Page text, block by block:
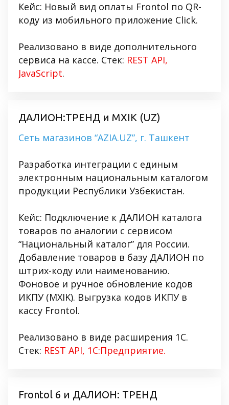
Кейс: Новый вид оплаты Frontol по QR-
коду из мобильного приложение Click.
Реализовано в виде дополнительного
сервиса на кассе. Стек: REST API,
JavaScript.
ДАЛИОН:ТРЕНД и MXIK (UZ)
Сеть магазинов “AZIA.UZ”, г. Ташкент
Разработка интеграции с единым
электронным национальным каталогом
продукции Республики Узбекистан.
Кейс: Подключение к ДАЛИОН каталога
товаров по аналогии с сервисом
“Национальный каталог” для России.
Добавление товаров в базу ДАЛИОН по
штрих-коду или наименованию.
Фоновое и ручное обновление кодов
ИКПУ (MXIK). Выгрузка кодов ИКПУ в
кассу Frontol.
Реализовано в виде расширения 1С.
Стек: REST API, 1С:Предприятие.
Frontol 6 и ДАЛИОН: ТРЕНД